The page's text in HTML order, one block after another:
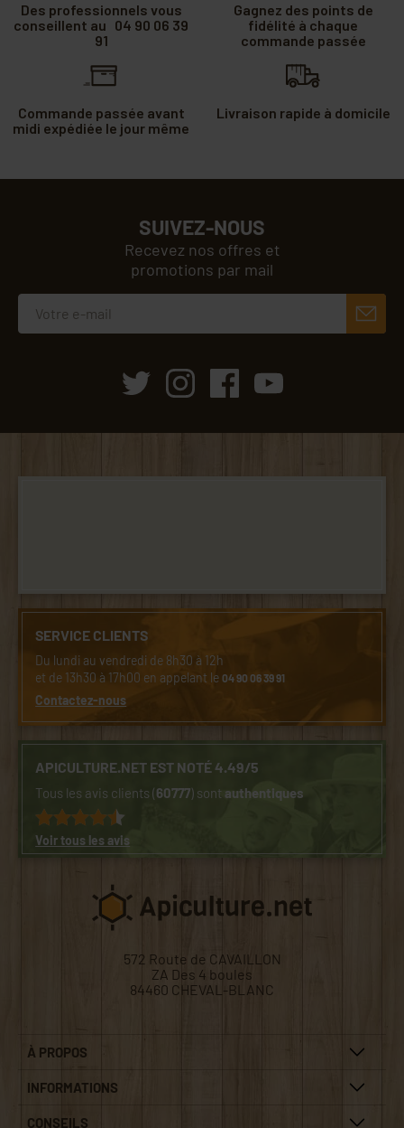
Des professionnels vous
conseillent au 04 90 06 39
91
Gagnez des points de
fidélité à chaque
commande passée
Commande passée avant
midi expédiée le jour même
Livraison rapide à domicile
SUIVEZ-NOUS
Recevez nos offres et
promotions par mail
SERVICE CLIENTS
Du lundi au vendredi de 8h30 à 12h
et de 13h30 à 17h00 en appelant le04 90 06 39 91
Contactez-nous
APICULTURE.NET EST NOTÉ 4.49/5
Tous les avis clients (60777) sontauthentiques
Voir tous les avis
572 Route de CAVAILLON
ZA Des 4 boules
84460 CHEVAL-BLANC
À PROPOS
INFORMATIONS
CONSEILS